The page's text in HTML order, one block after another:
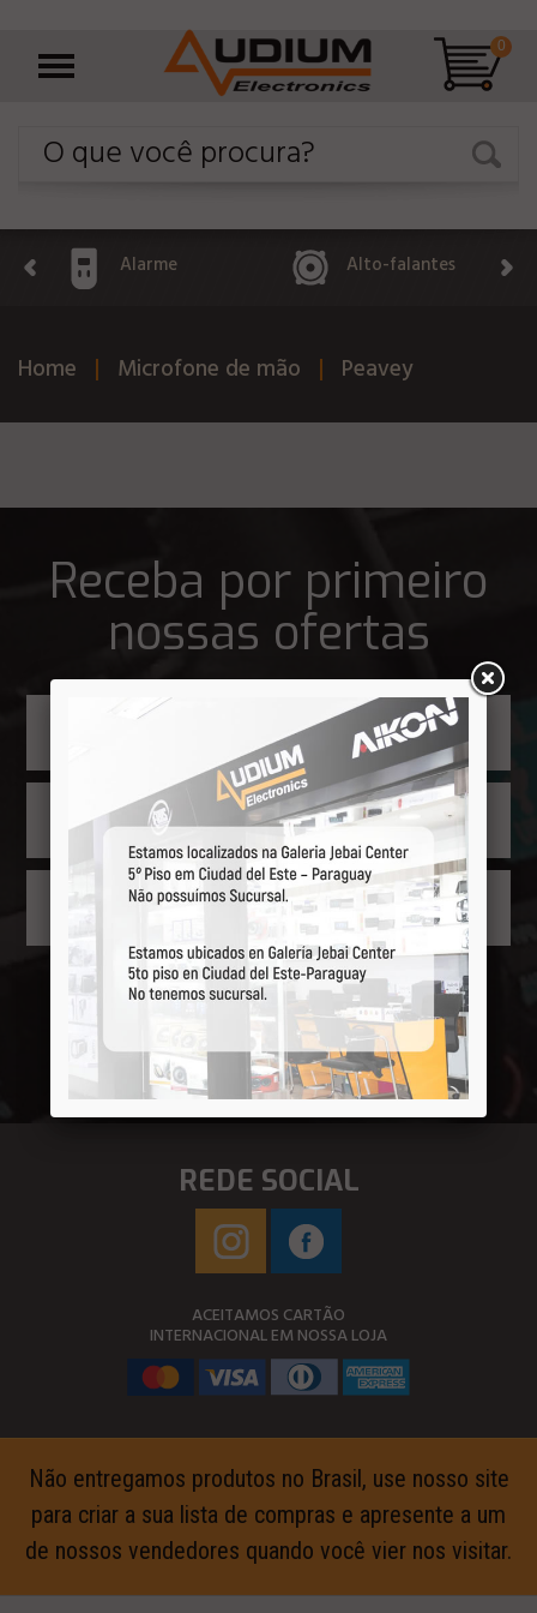
0
Alarme Alto-falantes
Home Microfone de mão Peavey
Receba por primeiro
nossas ofertas
REDE SOCIAL
ACEITAMOS CARTÃO
INTERNACIONAL EM NOSSA LOJA
Não entregamos produtos no Brasil, use nosso site
para criar a sua lista de compras e apresente a um
de nossos vendedores quando você vier nos visitar.